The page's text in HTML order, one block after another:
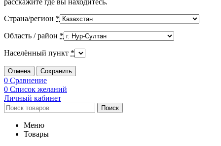
расскажите где вы находитесь.
Страна/регион *
Область / район *
Населённый пункт *
Отмена Сохранить
0 Сравнение
0 Список желаний
Личный кабинет
Поиск
Меню
Товары